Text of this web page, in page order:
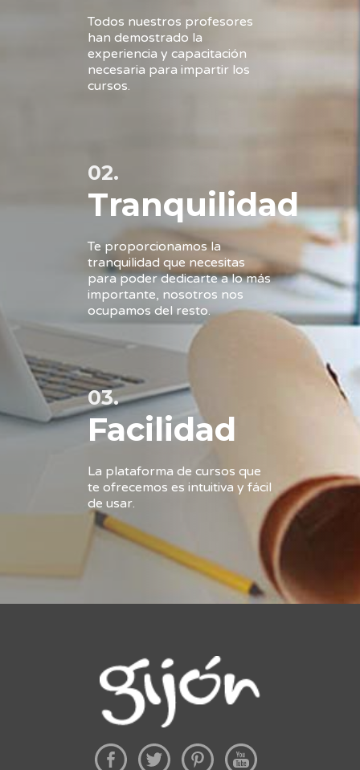
Todos nuestros profesores
han demostrado la
experiencia y capacitación
necesaria para impartir los
cursos.
02.
Tranquilidad
Te proporcionamos la
tranquilidad que necesitas
para poder dedicarte a lo más
importante, nosotros nos
ocupamos del resto.
03.
Facilidad
La plataforma de cursos que
te ofrecemos es intuitiva y fácil
de usar.